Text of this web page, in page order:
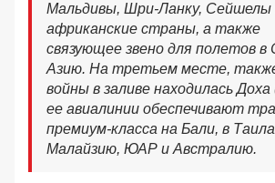
Мальдивы, Шри-Ланку, Сейшелы
африканские страны, а также
связующее звено для полетов
Азию. На третьем месте,
войны в заливе находилась
ее авиалинии обеспечивают
премиум-класса на Бали, в
Малайзию, ЮАР и Австралию.